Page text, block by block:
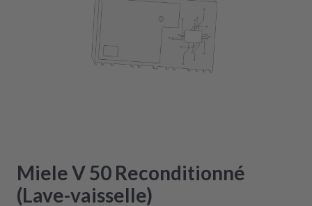
Miele V 50 Reconditionné
(Lave-vaisselle)